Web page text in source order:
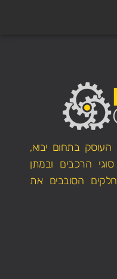
העוסק בתחום יבוא,
הרכבים ובמתן
הסובבים את